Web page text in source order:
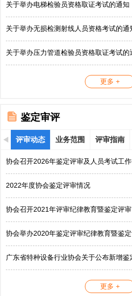
关于举办电梯检验员资格取证考试的通知
关于举办无损检测射线人员资格考试的通
关于举办压力管道检验员资格取证考试的
更多 +
鉴定审评
评审动态 业务范围 评审指南
协会召开2026年鉴定评审及人员考试工
2022年度协会鉴定评审情况
更多 +